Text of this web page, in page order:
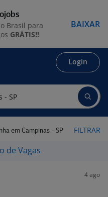
Login
em Campinas - SP FILTRAR
de Vagas
4 ago
Brasil para
GRÁTIS!!
BAIXAR